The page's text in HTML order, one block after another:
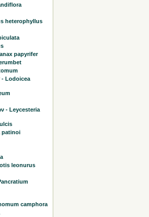
heterophyllus
papyrifer
- Lodoicea
- Leycesteria
patinoi
leonurus
camphora